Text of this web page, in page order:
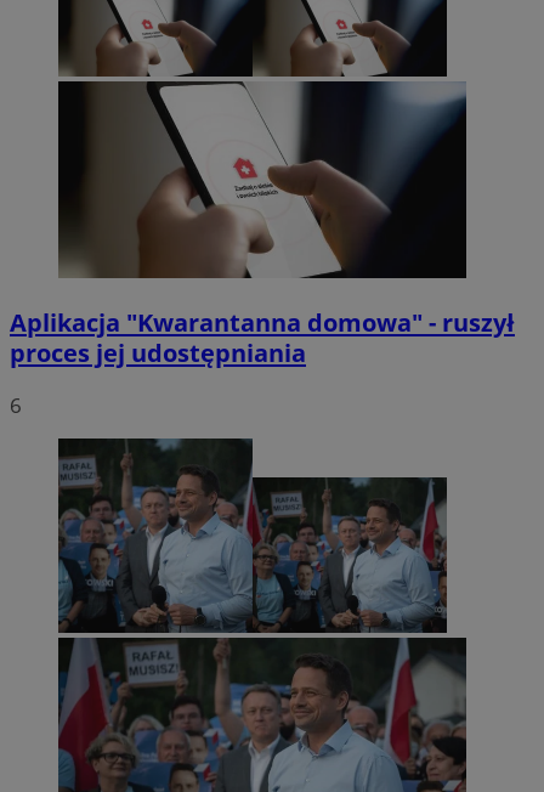
Aplikacja "Kwarantanna domowa" - ruszył
proces jej udostępniania
6